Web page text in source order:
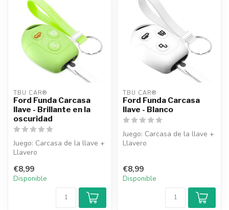
TBU CAR®
Ford Funda Carcasa
llave - Brillante en la
oscuridad
Juego: Carcasa de la llave +
Llavero
€8,99
Disponible
TBU CAR®
Ford Funda Carcasa
llave - Blanco
Juego: Carcasa de la llave +
Llavero
€8,99
Disponible